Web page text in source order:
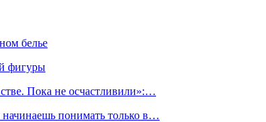
белье
фигуры
Пока не осчастливили»:…
понимать только в…